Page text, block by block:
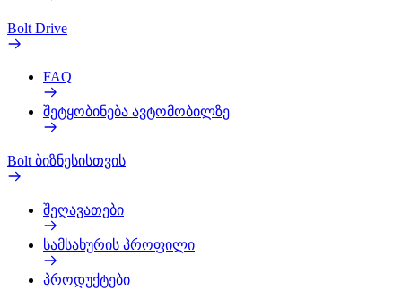
Bolt Drive
FAQ
შეტყობინება ავტომობილზე
Bolt ბიზნესისთვის
შეღავათები
სამსახურის პროფილი
პროდუქტები